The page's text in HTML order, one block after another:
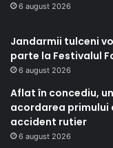
6 august 2026
Jandarmii tulceni
parte la Festivalul
6 august 2026
Aflat în concediu,
acordarea
accident rutier
6 august 2026